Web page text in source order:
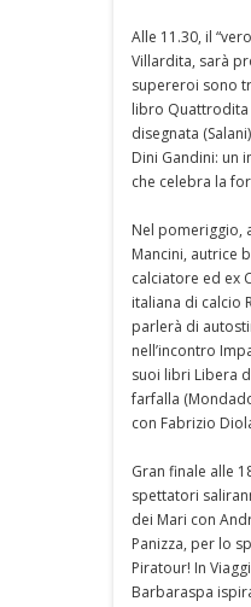
Alle 11.30, il
Villardita, sarà
supereroi sono
libro Quattrodita
disegnata
Dini Gandini: un
che celebra la
Nel pomeriggio,
Mancini, autrice
calciatore ed ex
italiana di calcio
parlerà di
nell’incontro
suoi libri Libera
farfalla
con Fabrizio
Gran finale alle
spettatori
dei Mari con
Panizza, per lo
Piratour! In
Barbaraspa